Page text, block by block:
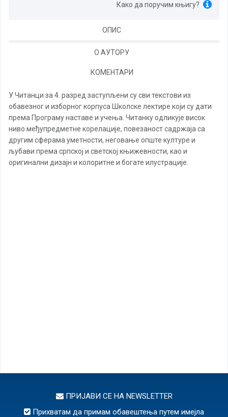
Како да поручим књигу?
ОПИС
О АУТОРУ
КОМЕНТАРИ
У Читанци за 4. разред заступљени су сви текстови из
обавезног и изборног корпуса Школске лектире који су дати
према Програму наставе и учења. Читанку одликује висок
ниво међупредметне корелације, повезаност садржаја са
другим сферама уметности, неговање опште културе и
љубави према српској и светској књижевности, као и
оригинални дизајн и колоритне и богате илустрације.
ПРИЈАВИ СЕ НА NEWSLETTER
Прихватам да примам обавештења путем имејла